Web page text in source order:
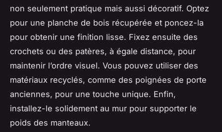
non seulement pratique mais aussi décoratif. Optez
pour une planche de bois récupérée et poncez-la
pour obtenir une finition lisse. Fixez ensuite des
crochets ou des patères, à égale distance, pour
maintenir l’ordre visuel. Vous pouvez utiliser des
matériaux recyclés, comme des poignées de porte
anciennes, pour une touche unique. Enfin,
installez-le solidement au mur pour supporter le
poids des manteaux.